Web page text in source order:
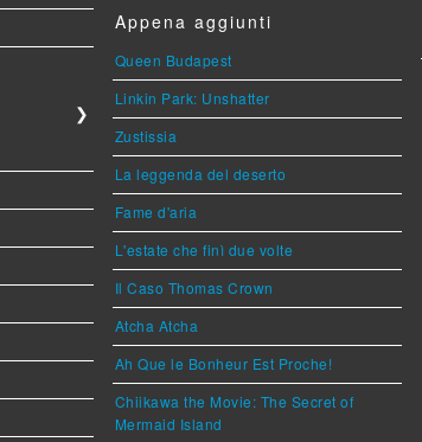
❯
Appena aggiunti
Queen Budapest
Linkin Park: Unshatter
Zustissia
La leggenda del deserto
Fame d'aria
L'estate che finì due volte
Il Caso Thomas Crown
Atcha Atcha
Ah Que le Bonheur Est Proche!
Chiikawa the Movie: The Secret of
Mermaid Island